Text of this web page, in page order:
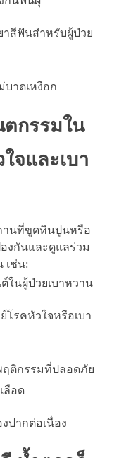
าสีฟันสำหรับผู้ป่วย
าดเหงือก
กรรมใน
จและเบา
านที่ขูดหินปูนหรือ
งกันและดูแลร่วม
เช่น:
ในผู้ป่วยเบาหวาน
โรคหัวใจหรือเบา
ฤติกรรมที่ปลอดภัย
ลือด
ปากต่อเนื่อง